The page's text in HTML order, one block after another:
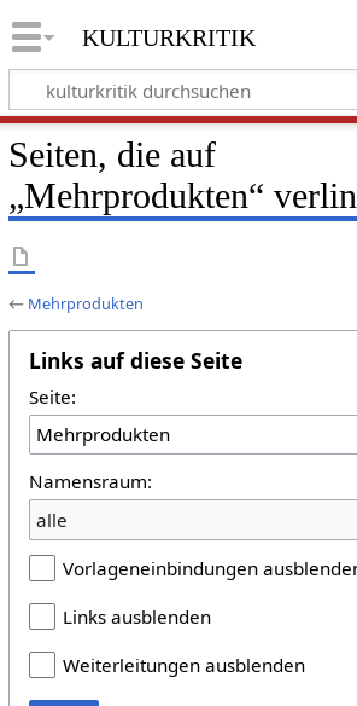
kulturkritik
Seiten, die auf
„Mehrprodukten“
← Mehrprodukten
Links auf diese Seite
Seite:
Namensraum:
alle
Vorlageneinbindungen
Links ausblenden
Weiterleitungen ausblenden